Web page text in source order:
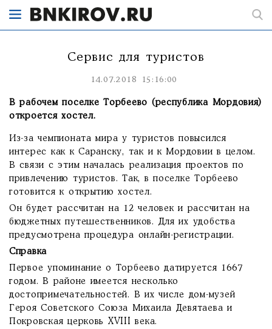
Сервис для туристов
14.07.2018 15:16:00
В рабочем поселке Торбеево (республика Мордовия)
откроется хостел.
Из-за чемпионата мира у туристов повысился
интерес как к Саранску, так и к Мордовии в целом.
В связи с этим началась реализация проектов по
привлечению туристов. Так, в поселке Торбеево
готовится к открытию хостел.
Он будет рассчитан на 12 человек и рассчитан на
бюджетных путешественников. Для их удобства
предусмотрена процедура онлайн-регистрации.
Справка
Первое упоминание о Торбеево датируется 1667
годом. В районе имеется несколько
достопримечательностей. В их числе дом-музей
Героя Советского Союза Михаила Девятаева и
Покровская церковь XVIII века.